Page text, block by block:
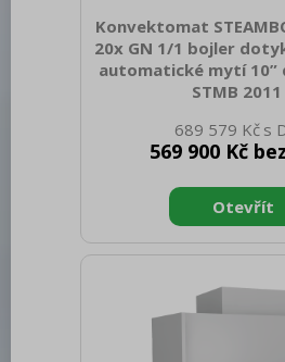
Konvektomat
20x GN 1/1 bojler
automatické mytí 10”
STMB 2011
995 Hloubka netto
netto [mm]: 1850
brutto [mm]: 1050
2100 Hmotnost brutto
spotřebiče: Elektrické
3N - 50 Hz Materiál:
barva zařízení:
689 579 Kč
569 900 Kč